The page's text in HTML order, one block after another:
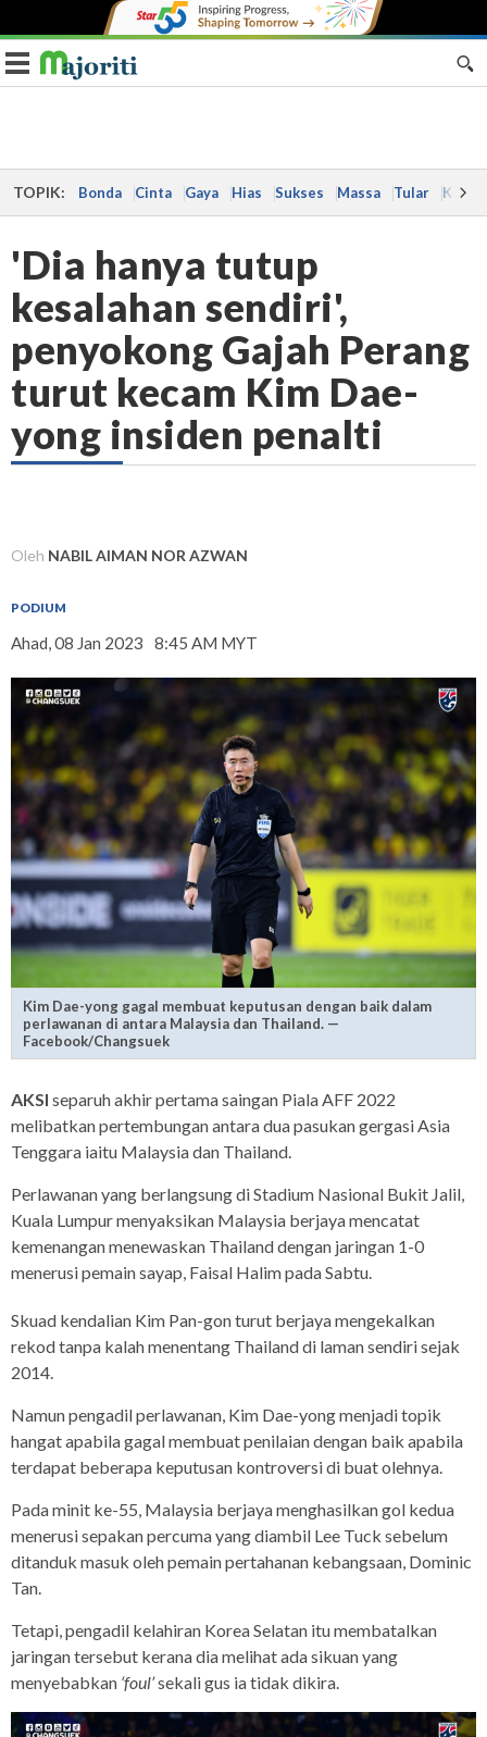
Toggle navigation
TOPIK: Bonda Cinta Gaya Hias Sukses Massa Tular Kes
'Dia hanya tutup
kesalahan sendiri',
penyokong Gajah Perang
turut kecam Kim Dae-
yong insiden penalti
Oleh NABIL AIMAN NOR AZWAN
PODIUM
Ahad, 08 Jan 2023 8:45 AM MYT
Kim Dae-yong gagal membuat keputusan dengan baik dalam
perlawanan di antara Malaysia dan Thailand. —
Facebook/Changsuek
AKSI separuh akhir pertama saingan Piala AFF 2022
melibatkan pertembungan antara dua pasukan gergasi Asia
Tenggara iaitu Malaysia dan Thailand.
Perlawanan yang berlangsung di Stadium Nasional Bukit Jalil,
Kuala Lumpur menyaksikan Malaysia berjaya mencatat
kemenangan menewaskan Thailand dengan jaringan 1-0
menerusi pemain sayap, Faisal Halim pada Sabtu.
Skuad kendalian Kim Pan-gon turut berjaya mengekalkan
rekod tanpa kalah menentang Thailand di laman sendiri sejak
2014.
Namun pengadil perlawanan, Kim Dae-yong menjadi topik
hangat apabila gagal membuat penilaian dengan baik apabila
terdapat beberapa keputusan kontroversi di buat olehnya.
Pada minit ke-55, Malaysia berjaya menghasilkan gol kedua
menerusi sepakan percuma yang diambil Lee Tuck sebelum
ditanduk masuk oleh pemain pertahanan kebangsaan, Dominic
Tan.
Tetapi, pengadil kelahiran Korea Selatan itu membatalkan
jaringan tersebut kerana dia melihat ada sikuan yang
menyebabkan ‘foul’sekali gus ia tidak dikira.